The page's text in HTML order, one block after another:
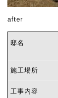
after
邸名
施工場所
工事内容